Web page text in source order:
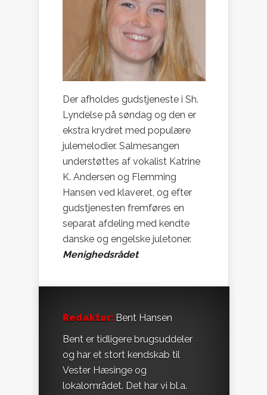
Der afholdes gudstjeneste i Sh.
Lyndelse på søndag og den er
ekstra krydret med populære
julemelodier. Salmesangen
understøttes af vokalist Katrine
K. Andersen og Flemming
Hansen ved klaveret, og efter
gudstjenesten fremføres en
separat afdeling med kendte
danske og engelske juletoner.
Menighedsrådet
Redaktør: Bent Hansen
Bent er tidligere brugsuddeler
og har et stort kendskab til
Vester Hæsinge og
lokalområdet. Det har vi bl.a.